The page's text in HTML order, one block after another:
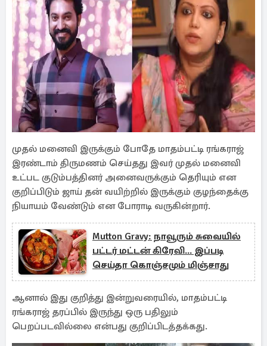
முதல் மனைவி இருக்கும் போதே மாதம்பட்டி ரங்கராஜ்
இரண்டாம் திருமணம் செய்தது இவர் முதல் மனைவி
உட்பட குடும்பத்தினர் அனைவருக்கும் தெரியும் என
குறிப்பிடும் ஜாய் தன் வயிற்றில் இருக்கும் குழந்தைக்கு
நியாயம் வேண்டும் என போராடி வருகின்றார்.
Mutton Gravy: நாவூரும் சுவையில்
பட்டர் மட்டன் கிரேவி... இப்படி
செய்தா கொஞ்சமும் மிஞ்சாது
ஆனால் இது குறித்து இன்றுவரையில், மாதம்பட்டி
ரங்கராஜ் தரப்பில் இருந்து ஒரு பதிலும்
பெறப்படவில்லை என்பது குறிப்பிடத்தக்கது.